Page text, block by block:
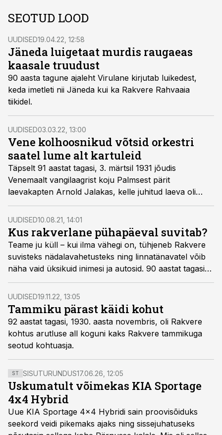
SEOTUD LOOD
UUDISED19.04.22, 12:58
Jäneda luigetaat murdis raugaeas
kaasale truudust
90 aasta tagune ajaleht Virulane kirjutab luikedest,
keda imetleti nii Jäneda kui ka Rakvere Rahvaaia
tiikidel.
UUDISED03.03.22, 13:00
Vene kolhoosnikud võtsid orkestri
saatel lume alt kartuleid
Täpselt 91 aastat tagasi, 3. märtsil 1931 jõudis
Venemaalt vangilaagrist koju Palmsest pärit
laevakapten Arnold Jalakas, kelle juhitud laeva oli
Nõukogude Liit 1929. aasta sügisel kaaperdanud.
UUDISED10.08.21, 14:01
Kus rakverlane pühapäeval suvitab?
Teame ju küll – kui ilma vähegi on, tühjeneb Rakvere
suvisteks nädalavahetusteks ning linnatänavatel võib
näha vaid üksikuid inimesi ja autosid. 90 aastat tagasi
olid asjalood sarnased, ehkki kahe vaba päeva asemel
oli nädalas vaid üks – pühapäev.
UUDISED19.11.22, 13:05
Tammiku pärast käidi kohut
92 aastat tagasi, 1930. aasta novembris, oli Rakvere
kohtus arutluse all koguni kaks Rakvere tammikuga
seotud kohtuasja.
ST SISUTURUNDUS17.06.26, 12:05
Uskumatult võimekas KIA Sportage
4x4 Hybrid
Uue KIA Sportage 4x4 Hybridi sain proovisõiduks
seekord veidi pikemaks ajaks ning sissejuhatuseks